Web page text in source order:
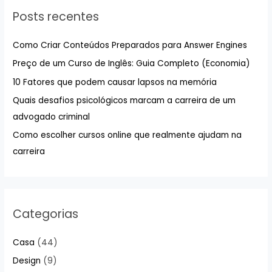
i
r
p
o
r
:
Posts recentes
Como Criar Conteúdos Preparados para Answer Engines
Preço de um Curso de Inglês: Guia Completo (Economia)
10 Fatores que podem causar lapsos na memória
Quais desafios psicológicos marcam a carreira de um
advogado criminal
Como escolher cursos online que realmente ajudam na
carreira
Categorias
Casa (44)
Design (9)